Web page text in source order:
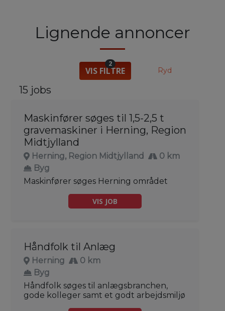
Lignende annoncer
VIS FILTRE
2
Ryd
15 jobs
Maskinfører søges til 1,5-2,5 t
gravemaskiner i Herning, Region
Midtjylland
Herning, Region Midtjylland
0 km
Byg
Maskinfører søges Herning området
VIS JOB
Håndfolk til Anlæg
Herning
0 km
Byg
Håndfolk søges til anlægsbranchen,
gode kolleger samt et godt arbejdsmiljø